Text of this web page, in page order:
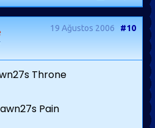
19 Ağustos 2006 #10